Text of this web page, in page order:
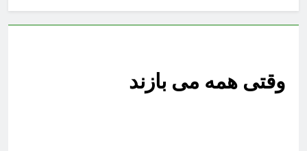
وقتی همه می بازند